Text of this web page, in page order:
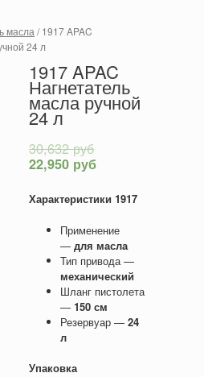
масла / 1917 APAC
24 л
1917 APAC
Нагнетатель
масла ручной
24 л
30,632руб
22,950 руб
Характеристики 1917
Применение
—для масла
Тип привода —
механический
Шланг пистолета
— 150 см
Резервуар —24
л
Упаковка